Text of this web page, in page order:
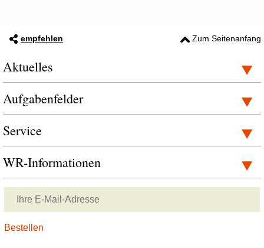
empfehlen Zum Seitenanfang
Aktuelles
Aufgabenfelder
Service
WR-Informationen